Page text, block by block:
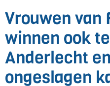
Vrouwen van
winnen ook
Anderlecht
ongeslagen